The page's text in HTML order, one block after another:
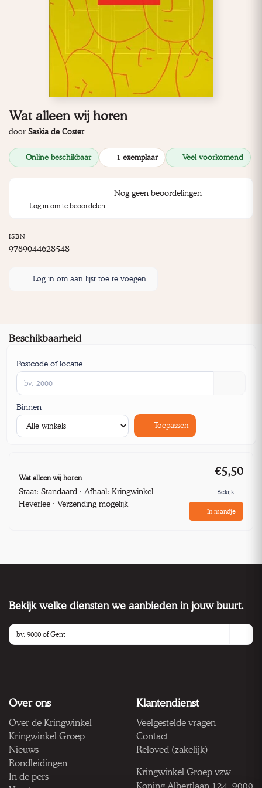
Wat alleen wij horen
door Saskia de Coster
Online beschikbaar 1 exemplaar Veel voorkomend
Nog geen beoordelingen
Log in om te beoordelen
ISBN
9789044628548
Log in om aan lijst toe te voegen
Beschikbaarheid
Postcode of locatie
Binnen
Toepassen
Wat alleen wij horen
Staat: Standaard · Afhaal: Kringwinkel
Heverlee · Verzending mogelijk
€5,50
Bekijk
In mandje
Bekijk welke diensten we aanbieden in jouw buurt.
Over ons
Over de Kringwinkel
Kringwinkel Groep
Nieuws
Rondleidingen
In de pers
Klantendienst
Veelgestelde vragen
Contact
Reloved (zakelijk)
Kringwinkel Groep vzw